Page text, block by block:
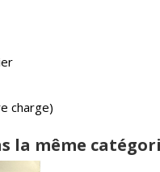
charge)
la même